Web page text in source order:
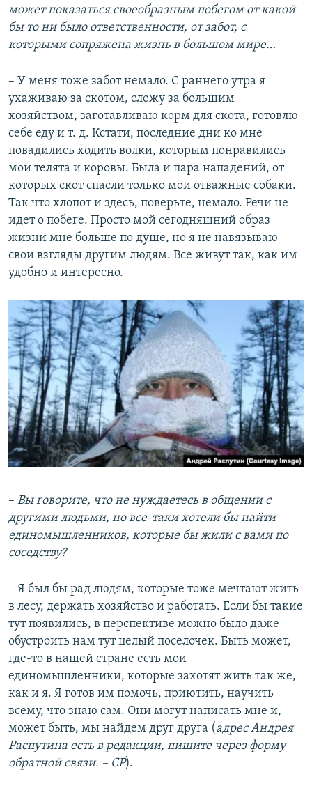
может показаться своеобразным побегом от какой
бы то ни было ответственности, от забот, с
которыми сопряжена жизнь в большом мире…
– У меня тоже забот немало. С раннего утра я
ухаживаю за скотом, слежу за большим
хозяйством, заготавливаю корм для скота, готовлю
себе еду и т. д. Кстати, последние дни ко мне
повадились ходить волки, которым понравились
мои телята и коровы. Была и пара нападений, от
которых скот спасли только мои отважные собаки.
Так что хлопот и здесь, поверьте, немало. Речи не
идет о побеге. Просто мой сегодняшний образ
жизни мне больше по душе, но я не навязываю
свои взгляды другим людям. Все живут так, как им
удобно и интересно.
– Вы говорите, что не нуждаетесь в общении с
другими людьми, но все-таки хотели бы найти
единомышленников, которые бы жили с вами по
соседству?
– Я был бы рад людям, которые тоже мечтают жить
в лесу, держать хозяйство и работать. Если бы такие
тут появились, в перспективе можно было даже
обустроить нам тут целый поселочек. Быть может,
где-то в нашей стране есть мои
единомышленники, которые захотят жить так же,
как и я. Я готов им помочь, приютить, научить
всему, что знаю сам. Они могут написать мне и,
может быть, мы найдем друг друга (адрес Андрея
Распутина есть в редакции, пишите через форму
обратной связи. – СР).